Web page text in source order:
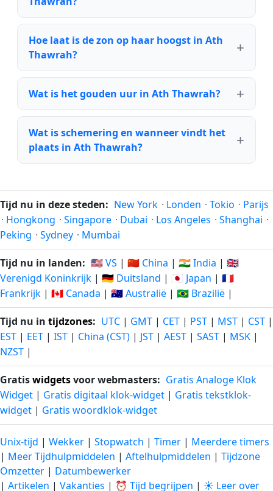
Hoe laat is de zon op haar hoogst in Ath
Thawrah?
Wat is het gouden uur in Ath Thawrah?
Wat is schemering en wanneer vindt het
plaats in Ath Thawrah?
Tijd nu in deze steden: New York · Londen · Tokio · Parijs
· Hongkong · Singapore · Dubai · Los Angeles · Shanghai ·
Peking · Sydney · Mumbai
Tijd nu in landen: 🇺🇸 VS | 🇨🇳 China | 🇮🇳 India | 🇬🇧
Verenigd Koninkrijk | 🇩🇪 Duitsland | 🇯🇵 Japan | 🇫🇷
Frankrijk | 🇨🇦 Canada | 🇦🇺 Australië | 🇧🇷 Brazilië |
Tijd nu in tijdzones: UTC | GMT | CET | PST | MST | CST |
EST | EET | IST | China (CST) | JST | AEST | SAST | MSK |
NZST |
Gratiswidgetsvoor webmasters: Gratis Analoge Klok
Widget | Gratis digitaal klok-widget | Gratis tekstklok-
widget | Gratis woordklok-widget
Unix-tijd | Wekker | Stopwatch | Timer | Meerdere timers
| Meer Tijdhulpmiddelen | Aftelhulpmiddelen | Tijdzone
Omzetter | Datumbewerker
| Artikelen | Vakanties | ⏰ Tijd begrijpen | ☀️ Leer over